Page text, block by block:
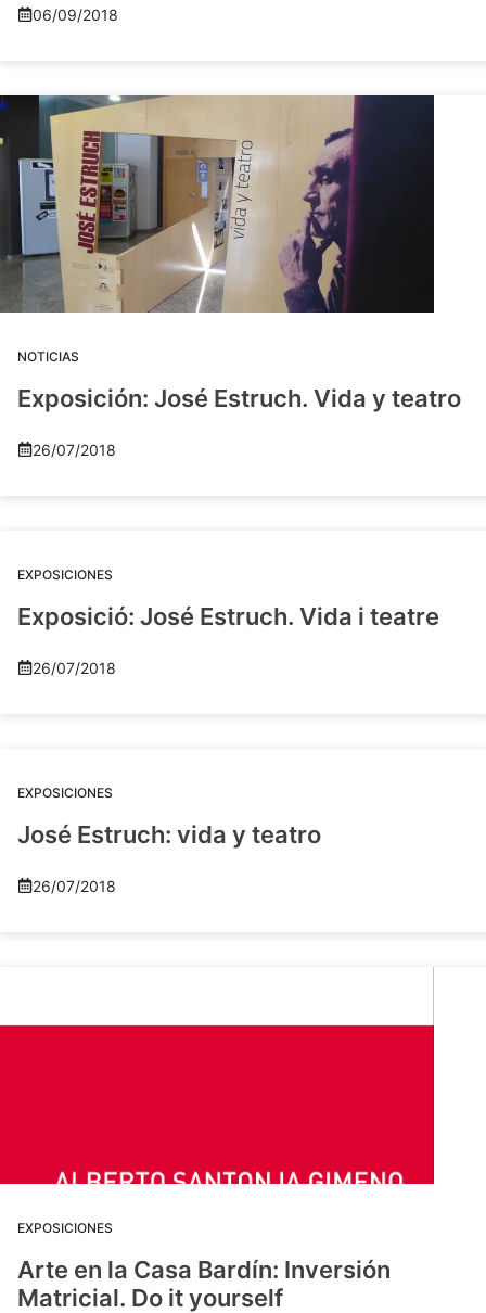
06/09/2018
NOTICIAS
Exposición: José Estruch. Vida y teatro
26/07/2018
EXPOSICIONES
Exposició: José Estruch. Vida i teatre
26/07/2018
EXPOSICIONES
José Estruch: vida y teatro
26/07/2018
EXPOSICIONES
Arte en la Casa Bardín: Inversión
Matricial. Do it yourself